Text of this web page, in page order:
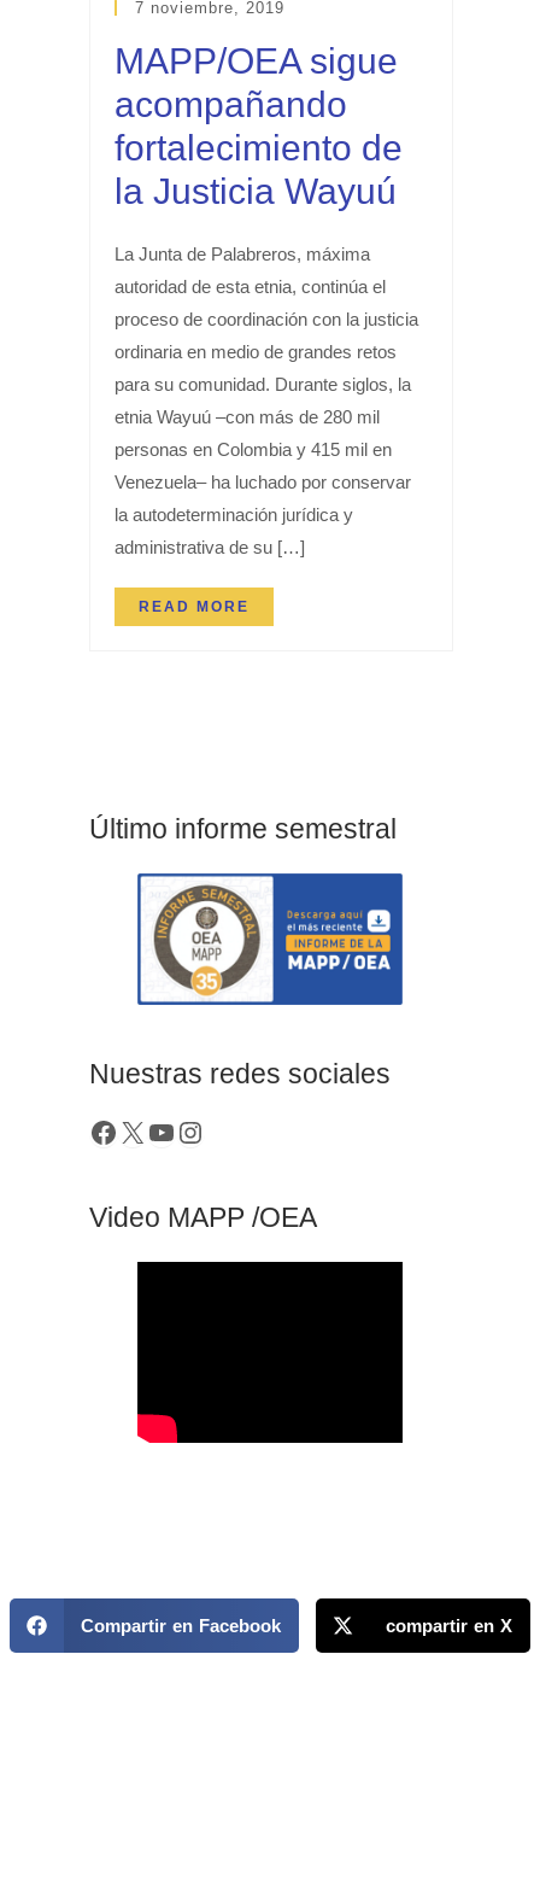
7 noviembre, 2019
MAPP/OEA sigue
acompañando
fortalecimiento de
la Justicia Wayuú
La Junta de Palabreros, máxima
autoridad de esta etnia, continúa el
proceso de coordinación con la justicia
ordinaria en medio de grandes retos
para su comunidad. Durante siglos, la
etnia Wayuú –con más de 280 mil
personas en Colombia y 415 mil en
Venezuela– ha luchado por conservar
la autodeterminación jurídica y
administrativa de su […]
READ MORE
Último informe semestral
Nuestras redes sociales
Video MAPP /OEA
Compartir en Facebook compartir en X